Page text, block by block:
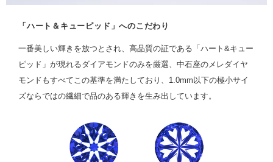
「ハート＆キューピッド」へのこだわり
一番美しい輝きを放つとされ、高品質の証である「ハート&キュー
ピッド」が現れるダイアモンドのみを厳選、中石座のメレダイヤ
モンドもすべてこの基準を満たしており、1.0mm以下の極小サイ
ズならではの繊細で品のある輝きを生み出しています。